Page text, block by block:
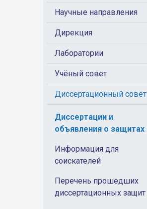
Научные направления
Дирекция
Лаборатории
Учёный совет
Диссертационный совет
Диссертации и
объявления о защитах
Информация для
соискателей
Перечень прошедших
диссертационных защит